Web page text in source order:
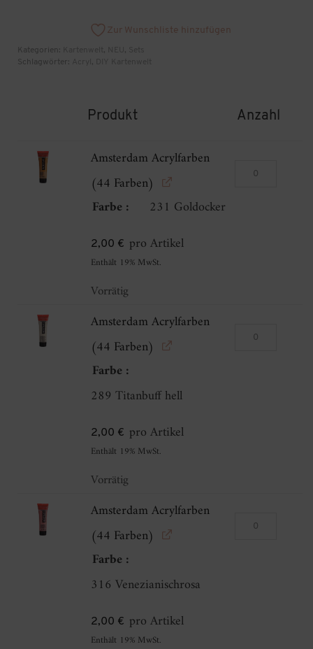
Zur Wunschliste hinzufügen
Kategorien: , ,
Schlagwörter:
,
Produkt Anzahl
Amsterdam Acrylfarben
(44 Farben)
Farbe
231 Goldocker
2,00 € pro Artikel
Enthält 19% MwSt.
Vorrätig
Amsterdam
Amsterdam Acrylfarben
(44 Farben)
Farbe
289 Titanbuff hell
2,00 € pro Artikel
Enthält 19% MwSt.
Vorrätig
Amsterdam
Amsterdam Acrylfarben
(44 Farben)
Farbe
316 Venezianischrosa
2,00 € pro Artikel
Enthält 19% MwSt.
Amsterdam